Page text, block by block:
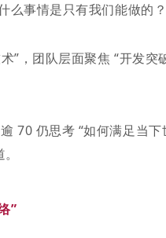
么事情是只有我们能做的
”，团队层面聚焦 “开发突
70 仍思考 “如何满足当下
”